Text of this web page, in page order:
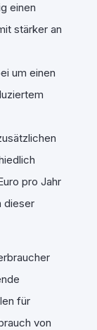
einen
stärker an
um einen
pro Jahr
dieser
für
von